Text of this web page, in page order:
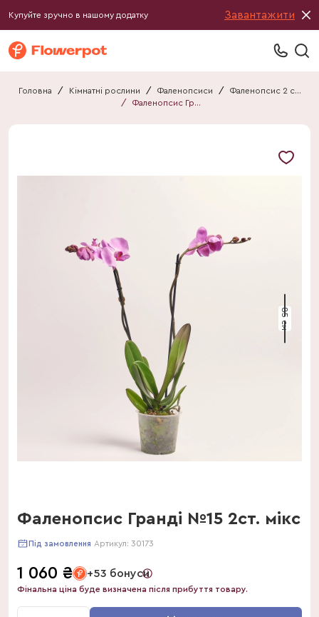
Купуйте зручно в нашому додатку Завантажити
Головна / Кімнатні рослини / Фаленопсиси /
Фаленопсис 2 стебла
/
Фаленопсис Гранді №15 2ст. мікс
85 см
Фаленопсис Гранді №15 2ст. мікс
Під замовлення Артикул: 30173
1 060 ₴ +53 бонуси
Фінальна ціна буде визначена після прибуття товару.